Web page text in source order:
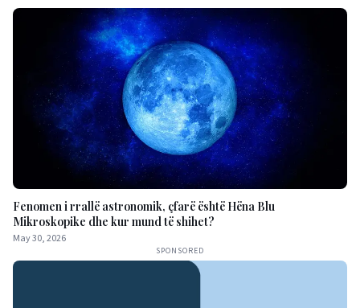
Fenomen i rrallë astronomik, çfarë është Hëna Blu
Mikroskopike dhe kur mund të shihet?
May 30, 2026
SPONSORED